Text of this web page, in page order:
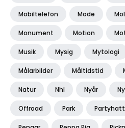
Mobiltelefon Mode
Monument Motion
Musik Mysig Mytologi
Målarbilder Måltidstid
Natur Nhl Nyår
Offroad Park